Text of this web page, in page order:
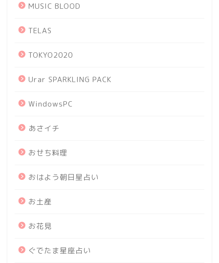
MUSIC BLOOD
TELAS
TOKYO2020
Urar SPARKLING PACK
WindowsPC
あさイチ
おせち料理
おはよう朝日星占い
お土産
お花見
ぐでたま星座占い